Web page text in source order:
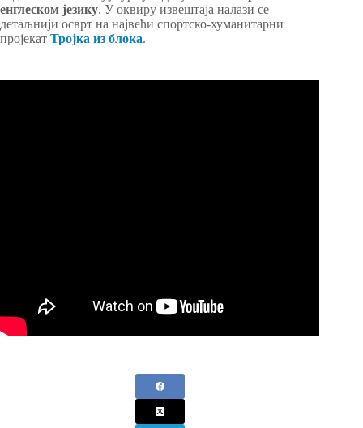
енглеском језику. У оквиру извештаја налази се
детаљнији осврт на највећи спортско-хуманитарни
пројекат Тројка из блока.